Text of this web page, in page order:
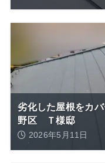
劣化した屋根をカ
野区 Ｔ様邸
2026年5月11日